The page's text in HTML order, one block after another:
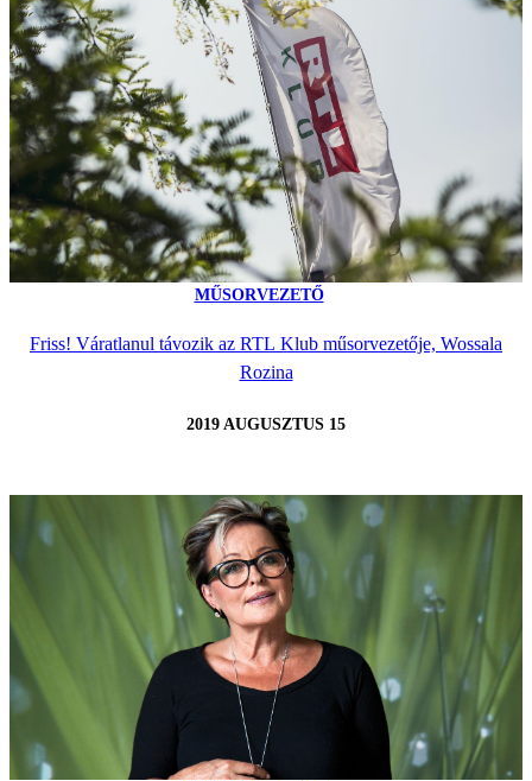
MŰSORVEZETŐ
Friss! Váratlanul távozik az RTL Klub műsorvezetője, Wossala
Rozina
2019 AUGUSZTUS 15